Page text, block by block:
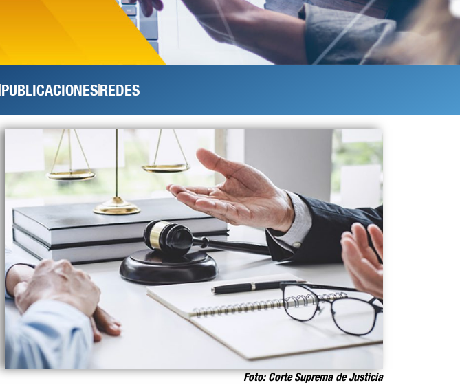
PUBLICACIONESREDES
Foto: Corte Suprema de Justicia